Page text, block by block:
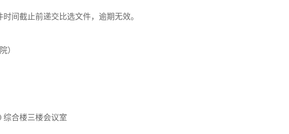
间截止前递交比选文件，逾期无效。
）
综合楼三楼会议室